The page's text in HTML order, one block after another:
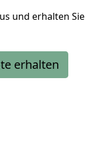
und erhalten Sie
erhalten